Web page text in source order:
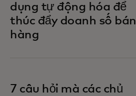
dụng tự động hóa để
thúc đẩy doanh số bán
hàng
7 câu hỏi mà các chủ